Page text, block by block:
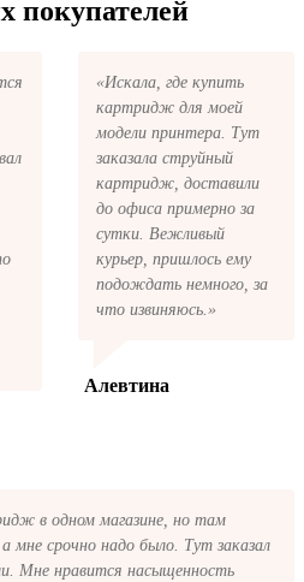
письмо с копией
Если вы не
копией заказа,
с нами через сервис
позвоните.
покупателей
«Искала, где купить
картридж для моей
модели принтера. Тут
заказала струйный
картридж, доставили
до офиса примерно за
сутки. Вежливый
курьер, пришлось ему
подождать немного, за
что извиняюсь.»
Алевтина
в одном магазине, но там
мне срочно надо было. Тут заказал
Мне нравится насыщенность